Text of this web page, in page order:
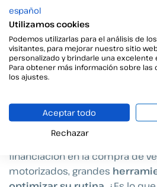
Viafirma llevamos 25 años
sector a agilizar y simplificar
loscréditos financieroso
nuestras soluciones digitales
EnViafirma
clientes en nuestras manos.
brindamos a clientes como
financiación en la compra de
motorizados, grandes
español
Utilizamos cookies
Podemos utilizarlas para el análisis de
visitantes, para mejorar nuestro sitio
personalizado y brindarle una excelente
Para obtener más información sobre las
los ajustes.
Aceptar todo
Rechazar